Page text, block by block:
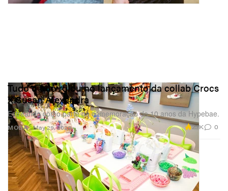
MODA
Tudo o que rolou no lançamento da collab Crocs
X Susan Alexandra
Estreando como parte da comemoração de 10 anos da Hypebae.
May 29, 2026 2.1K 0